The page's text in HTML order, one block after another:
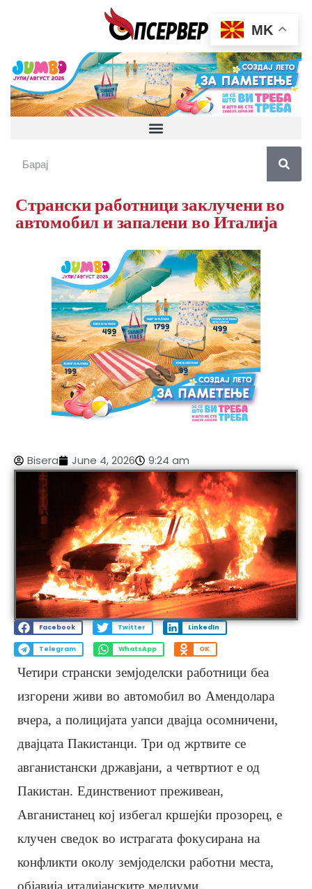
Странски работници заклучени во
автомобил и запалени во Италија
Bisera June 4, 2026 9:24 am
Facebook Twitter LinkedIn
Telegram WhatsApp OK
Четири странски земјоделски работници беа
изгорени живи во автомобил во Амендолара
вчера, а полицијата уапси двајца осомничени,
двајцата Пакистанци. Три од жртвите се
авганистански државјани, а четвртиот е од
Пакистан. Единствениот преживеан,
Авганистанец кој избегал кршејќи прозорец, е
клучен сведок во истрагата фокусирана на
конфликти околу земјоделски работни места,
објавија италијанските медиуми.
MK